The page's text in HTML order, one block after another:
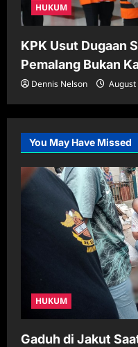
HUKUM
KPK Usut Dugaan
Pemalang Bukan
Dennis Nelson August
You May Have Missed
HUKUM
Gaduh di Jakut